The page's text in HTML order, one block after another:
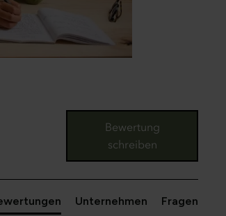
Bewertung
schreiben
Unternehmen Fragen